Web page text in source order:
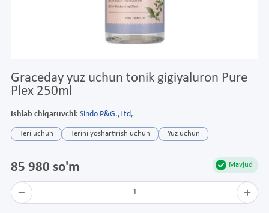
Graceday yuz uchun tonik gigiyaluron Pure
Plex 250ml
Ishlab chiqaruvchi: Sindo P&G.,Ltd,
Teri uchun Terini yoshartirish uchun Yuz uchun
Mavjud
85 980 so'm
1